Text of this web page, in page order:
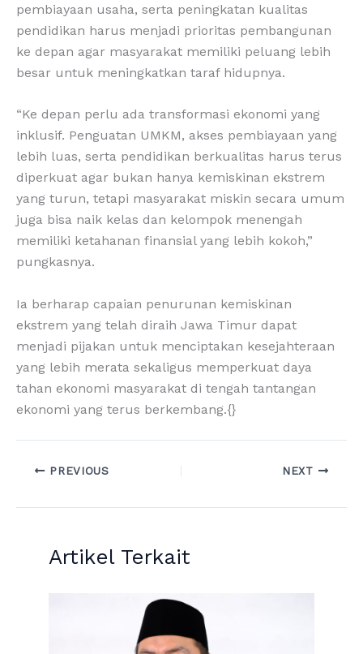
pembiayaan usaha, serta peningkatan kualitas
pendidikan harus menjadi prioritas pembangunan
ke depan agar masyarakat memiliki peluang lebih
besar untuk meningkatkan taraf hidupnya.
“Ke depan perlu ada transformasi ekonomi yang
inklusif. Penguatan UMKM, akses pembiayaan yang
lebih luas, serta pendidikan berkualitas harus terus
diperkuat agar bukan hanya kemiskinan ekstrem
yang turun, tetapi masyarakat miskin secara umum
juga bisa naik kelas dan kelompok menengah
memiliki ketahanan finansial yang lebih kokoh,”
pungkasnya.
Ia berharap capaian penurunan kemiskinan
ekstrem yang telah diraih Jawa Timur dapat
menjadi pijakan untuk menciptakan kesejahteraan
yang lebih merata sekaligus memperkuat daya
tahan ekonomi masyarakat di tengah tantangan
ekonomi yang terus berkembang.{}
PREVIOUS NEXT
Artikel Terkait